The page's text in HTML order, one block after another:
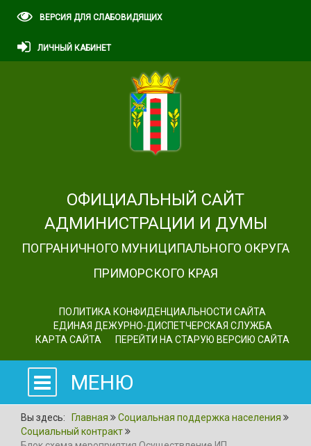
ВЕРСИЯ ДЛЯ СЛАБОВИДЯЩИХ
ЛИЧНЫЙ КАБИНЕТ
ОФИЦИАЛЬНЫЙ САЙТ
АДМИНИСТРАЦИИ И ДУМЫ
ПОГРАНИЧНОГО МУНИЦИПАЛЬНОГО ОКРУГА
ПРИМОРСКОГО КРАЯ
ПОЛИТИКА КОНФИДЕНЦИАЛЬНОСТИ САЙТА
ЕДИНАЯ ДЕЖУРНО-ДИСПЕТЧЕРСКАЯ СЛУЖБА
КАРТА САЙТА
ПЕРЕЙТИ НА СТАРУЮ ВЕРСИЮ САЙТА
МЕНЮ
Вы здесь: Главная
Социальная поддержка населения
Социальный контракт